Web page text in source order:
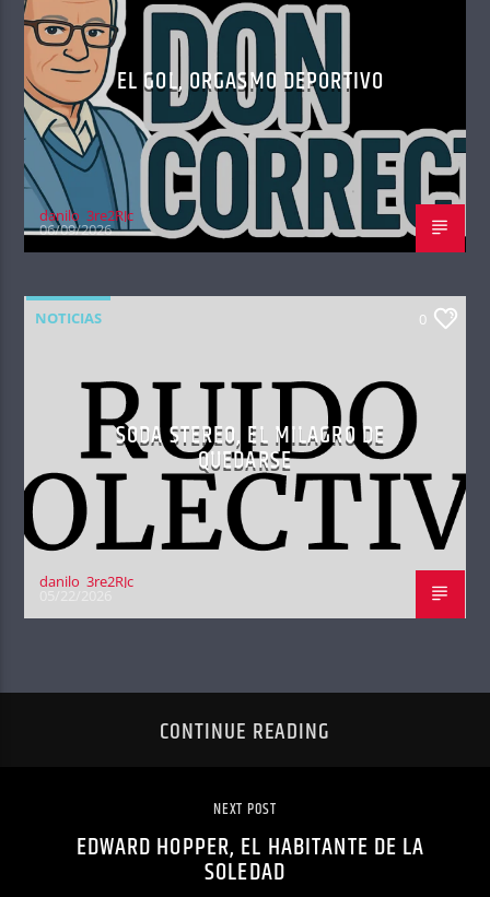
EL GOL, ORGASMO DEPORTIVO
danilo_3re2RJc
06/09/2026
NOTICIAS 0
SODA STEREO, EL MILAGRO DE
QUEDARSE
danilo_3re2RJc
CONTINUE READING
NEXT POST
EDWARD HOPPER, EL HABITANTE DE LA
SOLEDAD